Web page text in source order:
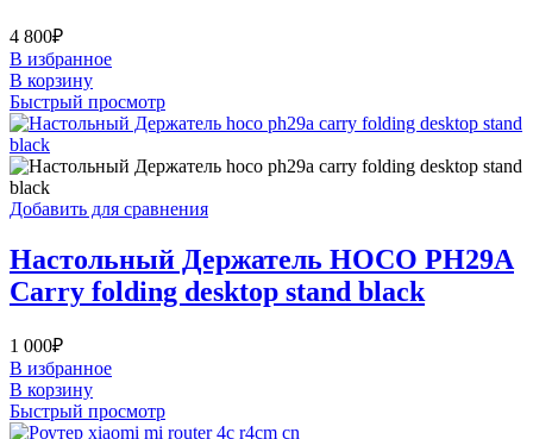
4 800₽
В избранное
В корзину
Быстрый просмотр
Добавить для сравнения
Настольный Держатель HOCO PH29A
Carry folding desktop stand black
1 000₽
В избранное
В корзину
Быстрый просмотр